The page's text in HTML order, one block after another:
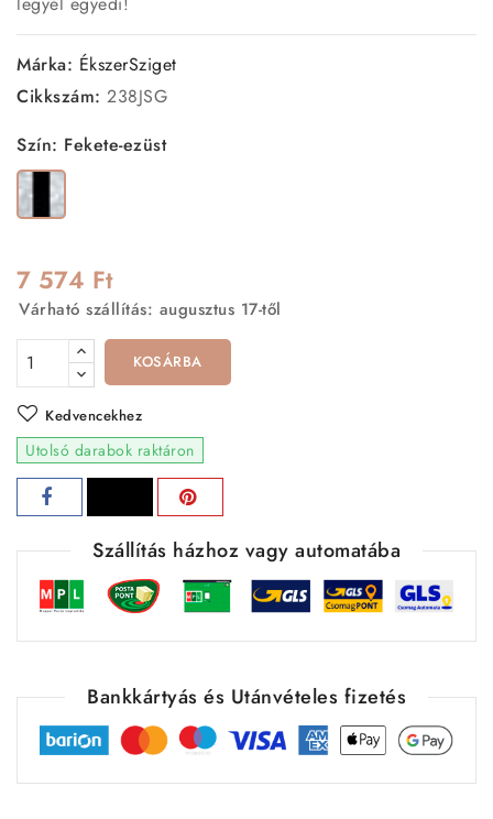
Márka: ÉkszerSziget
Cikkszám: 238JSG
Szín: Fekete-ezüst
Fekete-
ezüst
7 574 Ft
Várható szállítás: augusztus 17-től
KOSÁRBA
Kedvencekhez
Utolsó darabok raktáron
Szállítás házhoz vagy automatába
Bankkártyás és Utánvételes fizetés